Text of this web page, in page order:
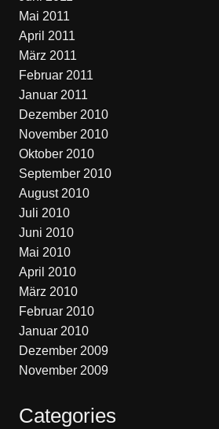
Mai 2011
April 2011
März 2011
Februar 2011
Januar 2011
Dezember 2010
November 2010
Oktober 2010
September 2010
August 2010
Juli 2010
Juni 2010
Mai 2010
April 2010
März 2010
Februar 2010
Januar 2010
Dezember 2009
November 2009
Categories